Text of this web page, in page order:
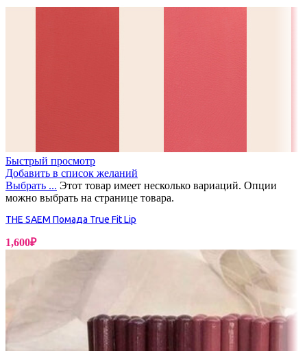
Быстрый просмотр
Добавить в список желаний
Выбрать ... Этот товар имеет несколько вариаций. Опции
можно выбрать на странице товара.
THE SAEM Помада True Fit Lip
1,600₽